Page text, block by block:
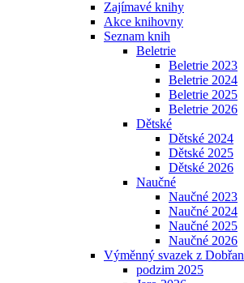
Zajímavé knihy
Akce knihovny
Seznam knih
Beletrie
Beletrie 2023
Beletrie 2024
Beletrie 2025
Beletrie 2026
Dětské
Dětské 2024
Dětské 2025
Dětské 2026
Naučné
Naučné 2023
Naučné 2024
Naučné 2025
Naučné 2026
Výměnný svazek z Dobřan
podzim 2025